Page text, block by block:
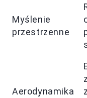
Myślenie
przestrzenne
Aerodynamika